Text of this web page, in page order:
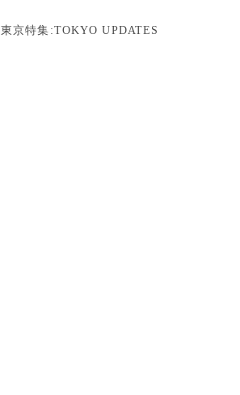
東京特集:TOKYO UPDATES